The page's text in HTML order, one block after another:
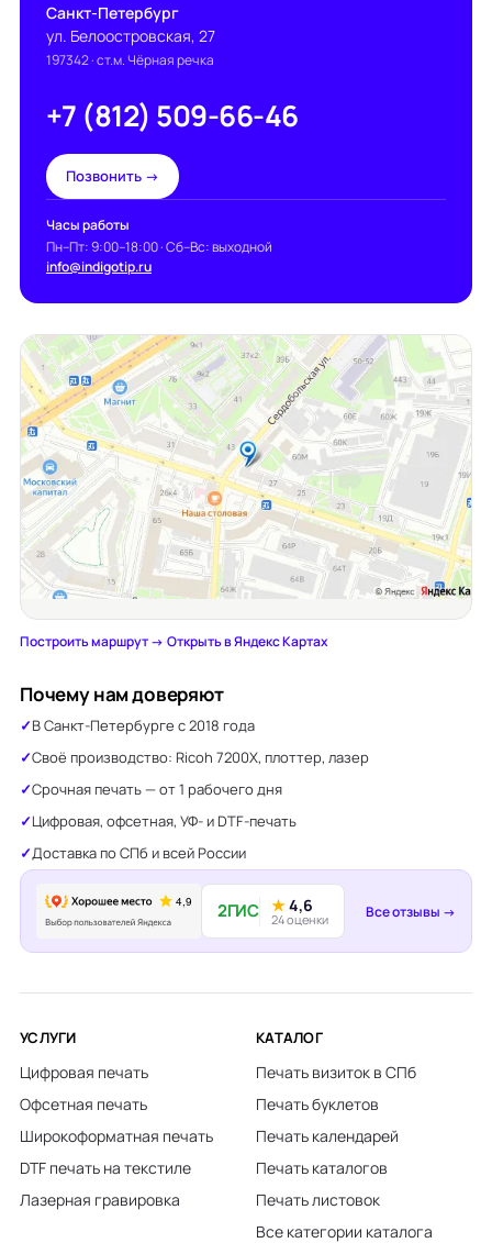
Санкт-Петербург
ул. Белоостровская, 27
197342· ст.м. Чёрная речка
+7 (812) 509-66-46
Позвонить →
Часы работы
Пн–Пт: 9:00–18:00 · Сб–Вс: выходной
info@indigotip.ru
Построить маршрут →·Открыть в Яндекс Картах
Почему нам доверяют
В Санкт-Петербурге с 2018 года
Своё производство: Ricoh 7200X, плоттер, лазер
Срочная печать — от 1 рабочего дня
Цифровая, офсетная, УФ- и DTF-печать
Доставка по СПб и всей России
2ГИС ★4,6
24 оценки Все отзывы →
УСЛУГИ
Цифровая печать
Офсетная печать
Широкоформатная печать
DTF печать на текстиле
Лазерная гравировка
КАТАЛОГ
Печать визиток в СПб
Печать буклетов
Печать календарей
Печать каталогов
Печать листовок
Все категории каталога